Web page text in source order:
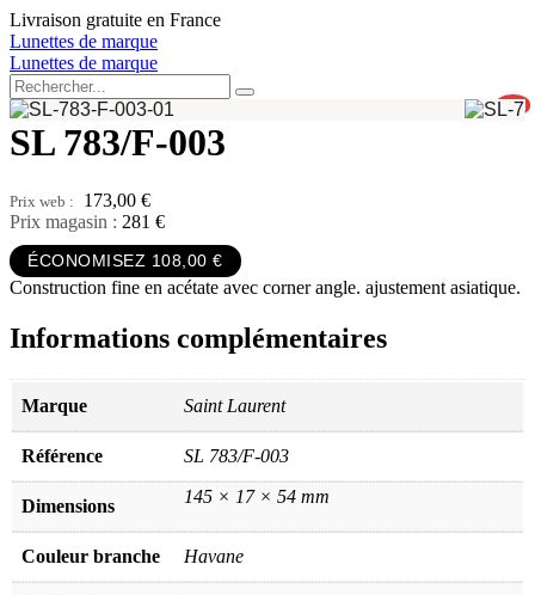
Aller
au
contenu
Livraison gratuite en France
Lunettes de marque
Lunettes de marque
0
SL 783/F-003
173,00 €
Prix magasin : 281 €
ÉCONOMISEZ 108,00 €
Construction fine en acétate avec corner angle. ajustement asiatique.
Informations complémentaires
Référence SL 783/F-003
Dimensions 145 × 17 × 54 mm
Couleur branche Havane
Marque Saint Laurent